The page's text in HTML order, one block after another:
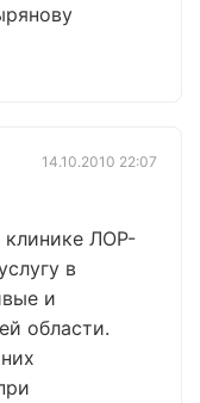
14.10.2010 22:07
клинике ЛОР-
в
и
области.